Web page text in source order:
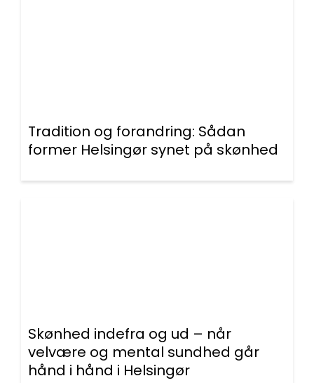
Tradition og forandring: Sådan
former Helsingør synet på skønhed
Skønhed indefra og ud – når
velvære og mental sundhed går
hånd i hånd i Helsingør